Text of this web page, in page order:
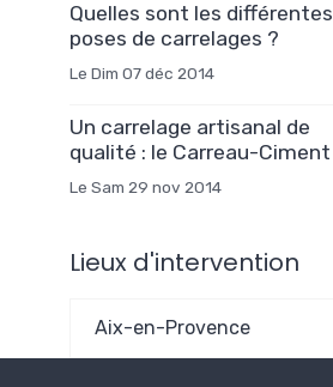
Quelles sont les différentes
poses de carrelages ?
Le Dim 07 déc 2014
Un carrelage artisanal de
qualité : le Carreau-Ciment
Le Sam 29 nov 2014
Lieux d'intervention
Aix-en-Provence